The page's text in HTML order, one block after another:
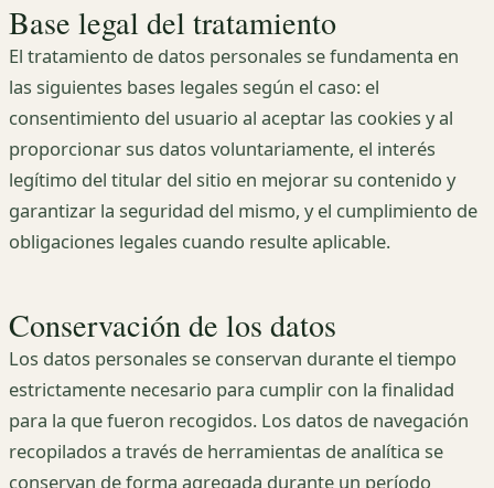
Base legal del tratamiento
El tratamiento de datos personales se fundamenta en
las siguientes bases legales según el caso: el
consentimiento del usuario al aceptar las cookies y al
proporcionar sus datos voluntariamente, el interés
legítimo del titular del sitio en mejorar su contenido y
garantizar la seguridad del mismo, y el cumplimiento de
obligaciones legales cuando resulte aplicable.
Conservación de los datos
Los datos personales se conservan durante el tiempo
estrictamente necesario para cumplir con la finalidad
para la que fueron recogidos. Los datos de navegación
recopilados a través de herramientas de analítica se
conservan de forma agregada durante un período